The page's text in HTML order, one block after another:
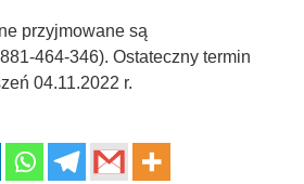
przyjmowane są
464-346). Ostateczny termin
04.11.2022 r.